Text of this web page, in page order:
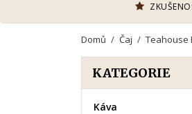
Domů Čaj Teahouse
KATEGORIE
Káva